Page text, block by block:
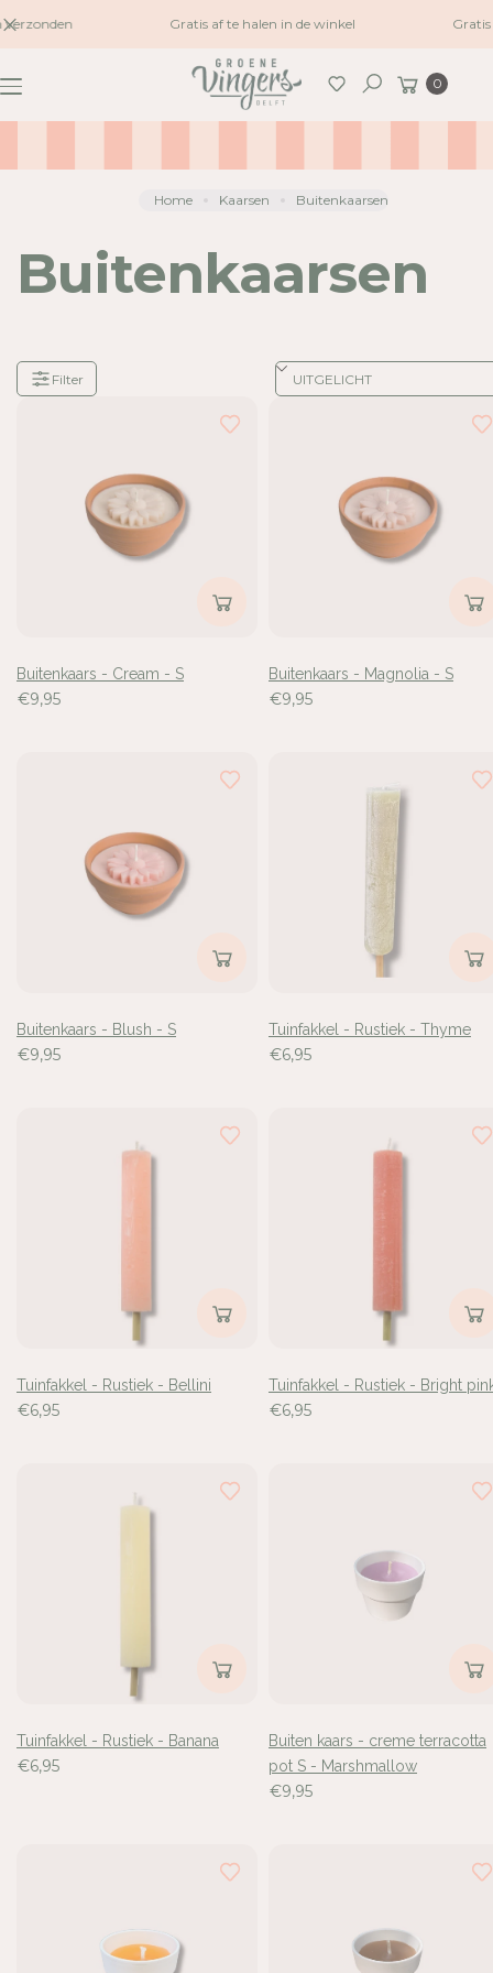
naar
Gratis af te halen in de winkel
Zoeken
Winkelwagen
0
Home Kaarsen Buitenkaarsen
Buitenkaarsen
Filter
Buitenkaars - Cream - S
€9,95
Buitenkaars - Magnolia - S
€9,95
Buitenkaars - Blush - S
€9,95
Tuinfakkel - Rustiek - Thyme
€6,95
Tuinfakkel - Rustiek - Bellini
€6,95
Tuinfakkel - Rustiek - Bright
€6,95
Tuinfakkel - Rustiek - Banana
€6,95
Buiten kaars - creme terracotta
pot S - Marshmallow
€9,95